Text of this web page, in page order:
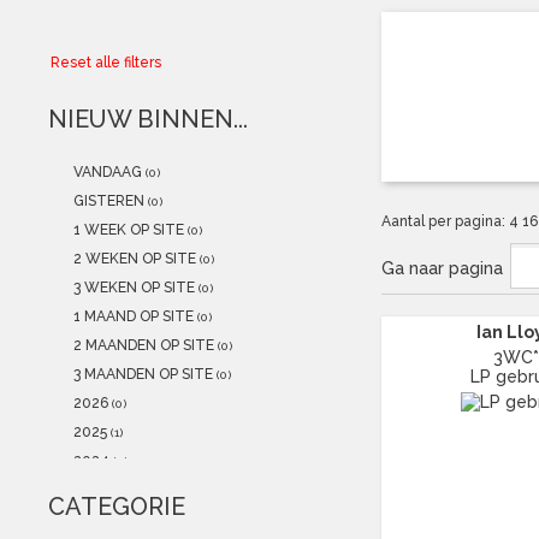
Kadobonnen
POSTERS(NEW)
Alle artikelen
Reset alle filters
NIEUW BINNEN...
VANDAAG (0)
GISTEREN (0)
1 WEEK OP SITE (0)
2 WEKEN OP SITE (0)
3 WEKEN OP SITE (0)
1 MAAND OP SITE (0)
2 MAANDEN OP SITE (0)
3 MAANDEN OP SITE (0)
2026 (0)
2025 (1)
2024 (0)
2022 (0)
CATEGORIE
Aantal per pagina: 4 16
Ga naar pagina
Ian
3WC*
LP